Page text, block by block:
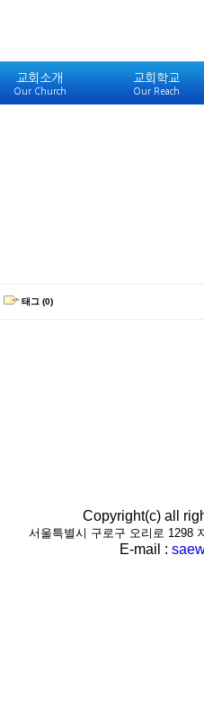
교회소개
Our Church
교회학교
Our Reach
태그 (0)
Copyright(c) all
서울특별시 구로구 오리로 1298
E-mail :